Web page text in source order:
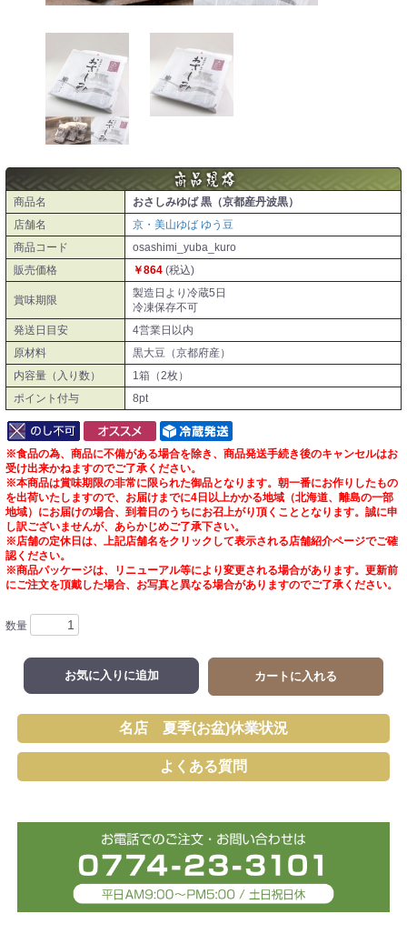
商品名
おさしみゆば 黒（京都産丹波黒）
店舗名
京・美山ゆば ゆう豆
商品コード
osashimi_yuba_kuro
販売価格
￥864 (税込)
賞味期限
製造日より冷蔵5日
冷凍保存不可
発送日目安
4営業日以内
原材料
黒大豆（京都府産）
内容量（入り数）
1箱（2枚）
ポイント付与
8pt
※食品の為、商品に不備がある場合を除き、商品発送手続き後のキャンセルはお
受け出来かねますのでご了承ください。
※本商品は賞味期限の非常に限られた御品となります。朝一番にお作りしたもの
を出荷いたしますので、お届けまでに4日以上かかる地域（北海道、離島の一部
地域）にお届けの場合、到着日のうちにお召上がり頂くこととなります。誠に申
し訳ございませんが、あらかじめご了承下さい。
※店舗の定休日は、上記店舗名をクリックして表示される店舗紹介ページでご確
認ください。
※商品パッケージは、リニューアル等により変更される場合があります。更新前
にご注文を頂戴した場合、お写真と異なる場合がありますのでご了承ください。
数量
お気に入りに追加 カートに入れる
名店 夏季(お盆)休業状況
よくある質問